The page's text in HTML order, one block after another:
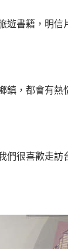
遊書籍，明信
鎮，都會有熱
們很喜歡走訪